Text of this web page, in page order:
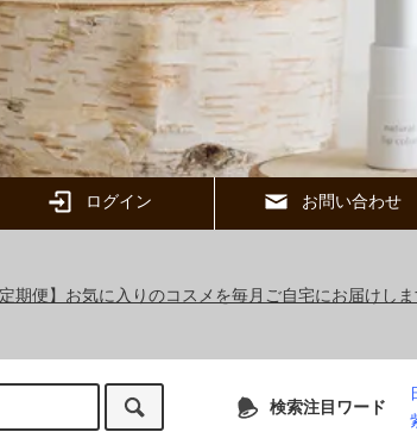
ログイン お問い合わせ
期便】お気に入りのコスメを毎月ご自宅にお届けし
検索注目ワード